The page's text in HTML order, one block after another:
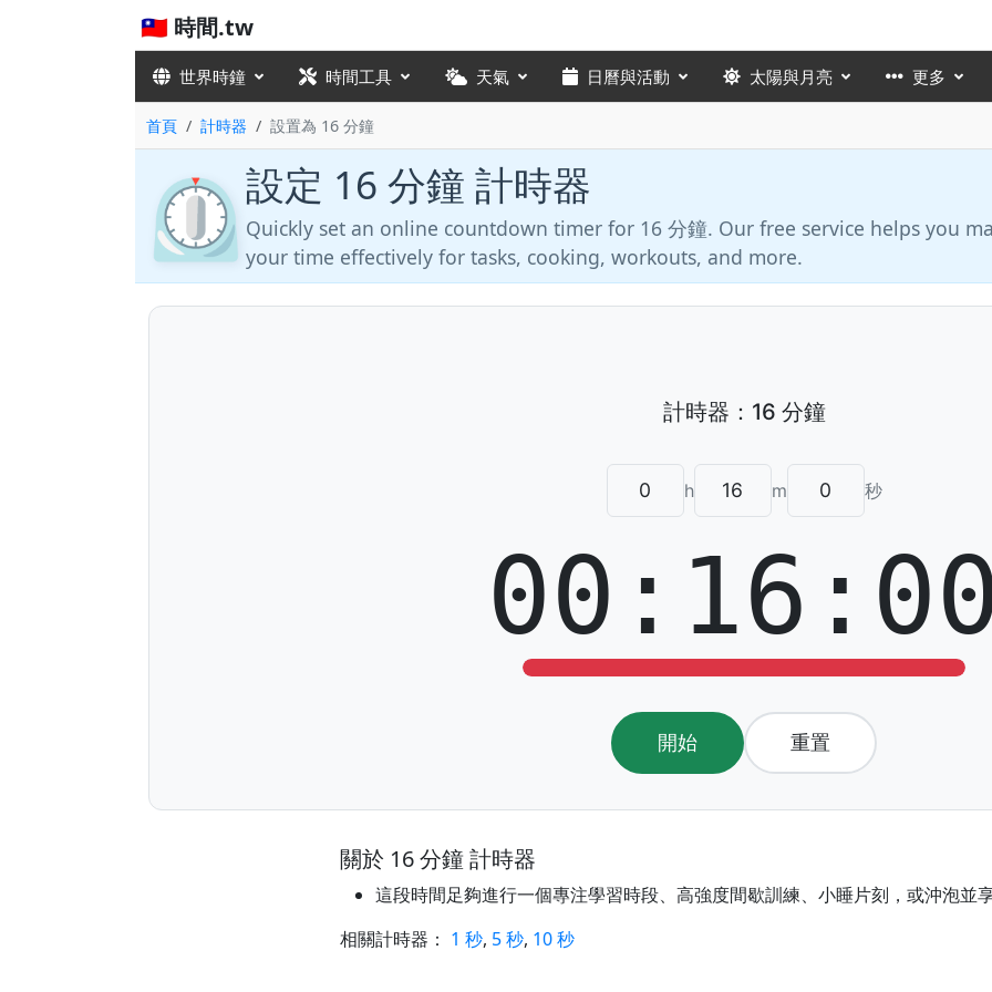
🇹🇼 時間.tw
世界時鐘 時間工具 天氣 日曆與活動 太陽與月亮 更多
首頁 計時器 設置為 16 分鐘
⏲️設定 16 分鐘 計時器
Quickly set an online countdown timer for 16 分鐘. Our free service helps you
your time effectively for tasks, cooking, workouts, and more.
h m 秒
開始 重置
關於 16 分鐘 計時器
這段時間足夠進行一個專注學習時段、高強度間歇訓練、小睡片刻，或沖泡並享
相關計時器： 1 秒, 5 秒, 10 秒